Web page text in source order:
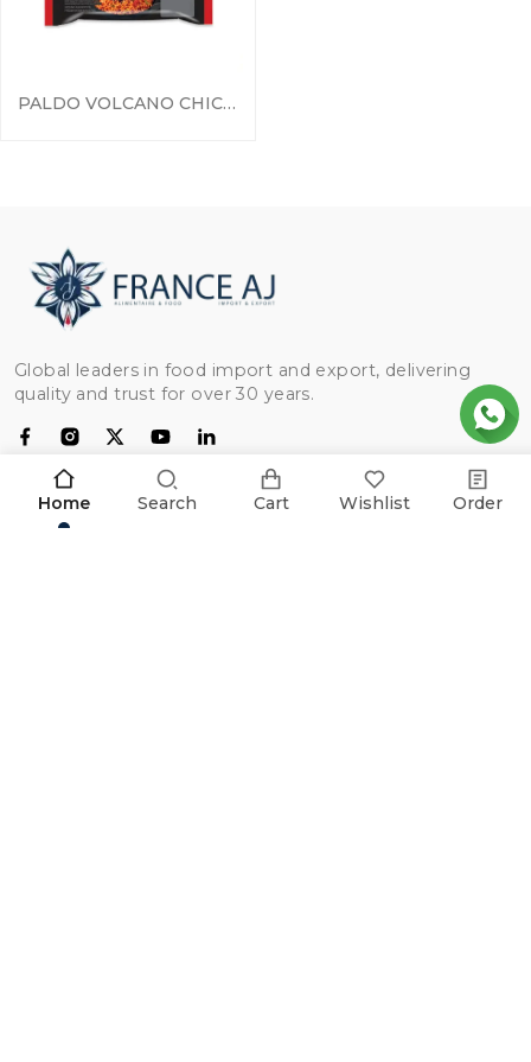
Home Search Cart Wishlist Order
PALDO VOLCANO CHICKEN
Global leaders in food import and export, delivering
quality and trust for over 30 years.
CATEGORIAS
Frango